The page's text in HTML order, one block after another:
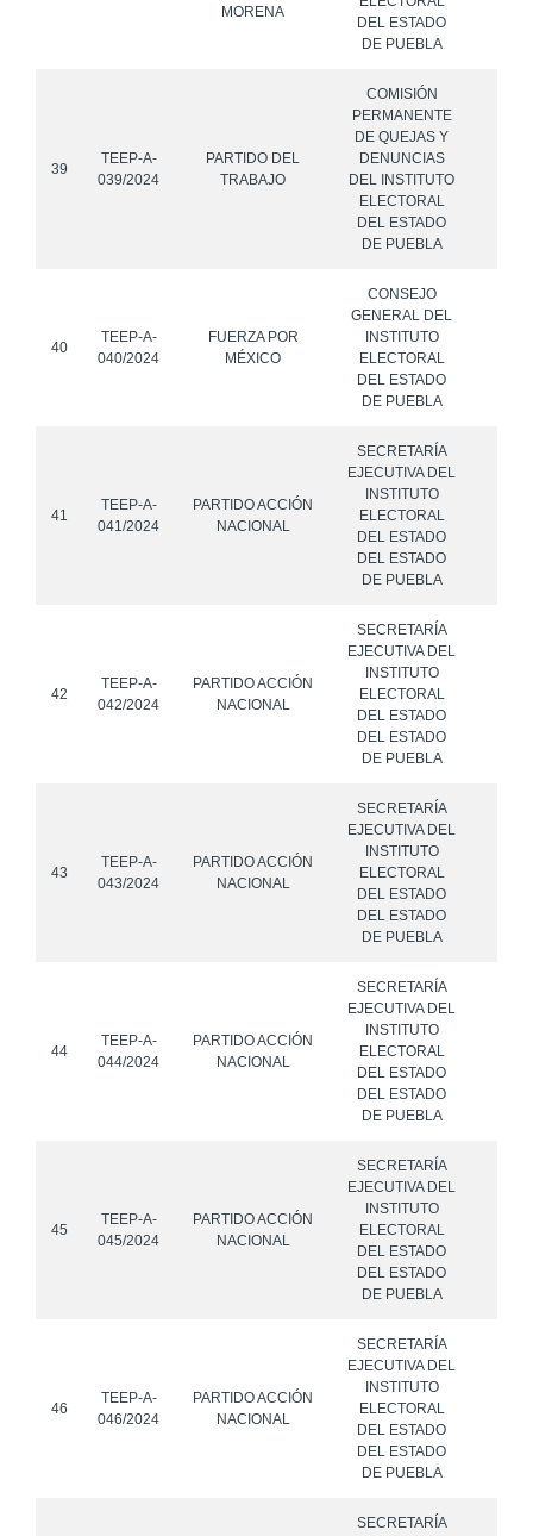
MORENA
DEL ESTADO
DE PUEBLA
39
TEEP-A-
039/2024
PARTIDO DEL
TRABAJO
COMISIÓN
PERMANENTE
DE QUEJAS Y
DENUNCIAS
DEL INSTITUTO
ELECTORAL
DEL ESTADO
DE PUEBLA
40
TEEP-A-
040/2024
FUERZA POR
MÉXICO
CONSEJO
GENERAL DEL
INSTITUTO
ELECTORAL
DEL ESTADO
DE PUEBLA
41
TEEP-A-
041/2024
PARTIDO ACCIÓN
NACIONAL
SECRETARÍA
EJECUTIVA DEL
INSTITUTO
ELECTORAL
DEL ESTADO
DEL ESTADO
DE PUEBLA
42
TEEP-A-
042/2024
PARTIDO ACCIÓN
NACIONAL
SECRETARÍA
EJECUTIVA DEL
INSTITUTO
ELECTORAL
DEL ESTADO
DEL ESTADO
DE PUEBLA
43
TEEP-A-
043/2024
PARTIDO ACCIÓN
NACIONAL
SECRETARÍA
EJECUTIVA DEL
INSTITUTO
ELECTORAL
DEL ESTADO
DEL ESTADO
DE PUEBLA
44
TEEP-A-
044/2024
PARTIDO ACCIÓN
NACIONAL
SECRETARÍA
EJECUTIVA DEL
INSTITUTO
ELECTORAL
DEL ESTADO
DEL ESTADO
DE PUEBLA
45
TEEP-A-
045/2024
PARTIDO ACCIÓN
NACIONAL
SECRETARÍA
EJECUTIVA DEL
INSTITUTO
ELECTORAL
DEL ESTADO
DEL ESTADO
DE PUEBLA
46
TEEP-A-
046/2024
PARTIDO ACCIÓN
NACIONAL
SECRETARÍA
EJECUTIVA DEL
INSTITUTO
ELECTORAL
DEL ESTADO
DEL ESTADO
DE PUEBLA
SECRETARÍA